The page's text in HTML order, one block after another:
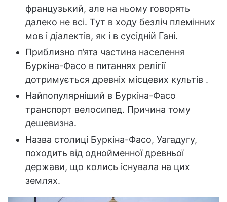
французький, але на ньому говорять
далеко не всі. Тут в ходу безліч племінних
мов і діалектів, як і в сусідній Гані.
Приблизно п’ята частина населення
Буркіна-Фасо в питаннях релігії
дотримується древніх місцевих культів .
Найпопулярніший в Буркіна-Фасо
транспорт велосипед. Причина тому
дешевизна.
Назва столиці Буркіна-Фасо, Уагадугу,
походить від однойменної древньої
держави, що колись існувала на цих
землях.